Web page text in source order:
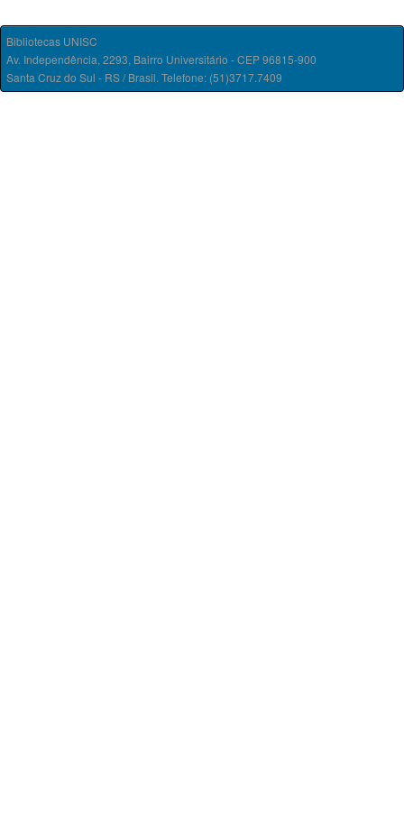
Bibliotecas UNISC
Av. Independência, 2293, Bairro Universitário - CEP 96815-900
Santa Cruz do Sul - RS / Brasil. Telefone: (51)3717.7409